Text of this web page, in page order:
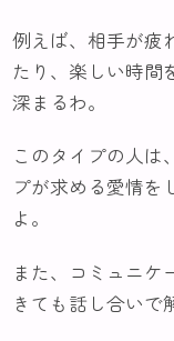
例えば、相手が疲
たり、楽しい時間
深まるわ。
このタイプの人は
プが求める愛情を
よ。
また、コミュニケ
きても話し合いで